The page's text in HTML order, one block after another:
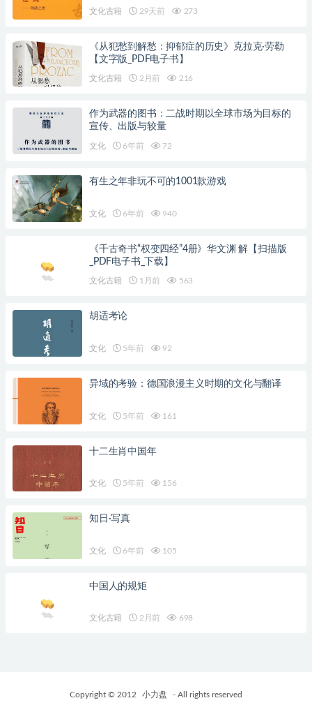
文化古籍 29天前 273
《从犯愁到解愁：抑郁症的历史》克拉克·劳勒
【文字版_PDF电子书】
文化古籍 2月前 216
作为武器的图书：二战时期以全球市场为目标的
宣传、出版与较量
文化 6年前 72
有生之年非玩不可的1001款游戏
文化 6年前 940
《千古奇书“权变四经”4册》华文渊 解【扫描版
_PDF电子书_下载】
文化古籍 1月前 563
胡适考论
文化 5年前 92
异域的考验：德国浪漫主义时期的文化与翻译
文化 5年前 161
十二生肖中国年
文化 5年前 156
知日·写真
文化 6年前 105
中国人的规矩
文化古籍 2月前 698
Copyright © 2012 小力盘 - All rights reserved